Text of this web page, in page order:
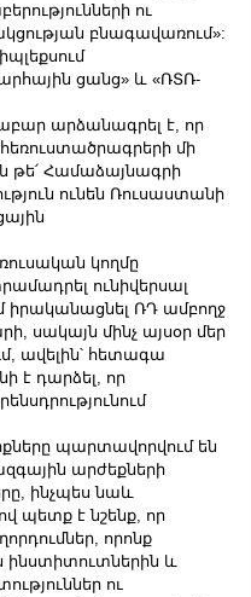
ու
բնագավառում»:
ցանց» և «ՌՏՌ-
արձանագրել է, որ
մի
թե՛ Համաձայնագրի
ունեն Ռուսաստանի
կողմը
ունիվերսալ
իրականացնել ՌԴ ամբողջ
սակայն մինչ այսօր մեր
ավելին՝ հետագա
է դարձել, որ
պարտավորվում են
արժեքների
ինչպես նաև
պետք է նշենք, որ
որոնք
և
ու